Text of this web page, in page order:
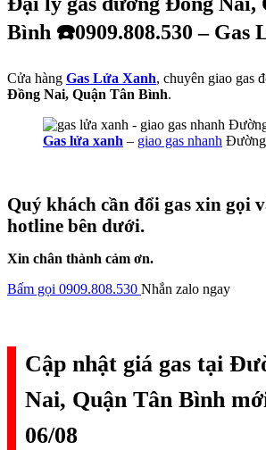
Bình ☎️0909.808.530 – Gas
Cửa hàng Gas Lửa Xanh, chuyên giao gas
Đồng Nai, Quận Tân Bình.
Gas lửa xanh – giao gas nhanh
Quý khách cần đổi gas xin gọi
hotline bên dưới.
Xin chân thành cảm ơn.
Bấm gọi 0909.808.530 Nhắn zalo ngay
Cập nhật giá gas tại
Nai, Quận Tân Bình
06/08